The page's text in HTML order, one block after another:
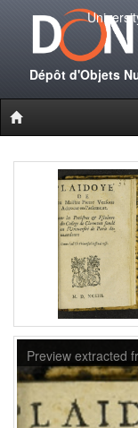
Dépôt d'Objets
Preview extracted